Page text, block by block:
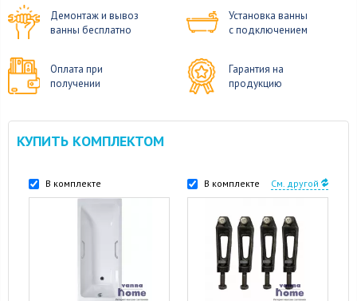
Демонтаж и вывоз
ванны бесплатно
Установка ванны
с подключением
Оплата при
получении
Гарантия на
продукцию
КУПИТЬ КОМПЛЕКТОМ
В комплекте В комплекте См. другой